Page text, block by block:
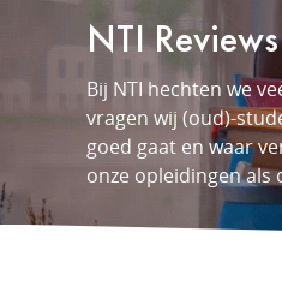
NTI Reviews
Bij NTI hechten we
vragen wij (oud)-
goed gaat en waar
onze opleidingen